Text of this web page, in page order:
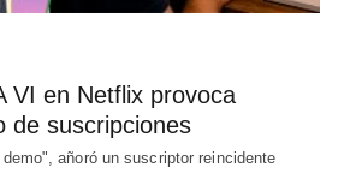
VI en Netflix provoca
de suscripciones
añoró un suscriptor reincidente